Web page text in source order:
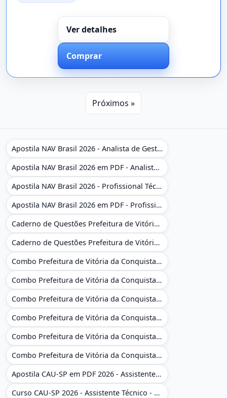
Ver detalhes
Comprar
Próximos »
Apostila NAV Brasil 2026 - Analista de Gestão
Apostila NAV Brasil 2026 em PDF - Analista de Gestão
Apostila NAV Brasil 2026 - Profissional Técnico de Navegação Aérea - Operador de Torre de Controle
Apostila NAV Brasil 2026 em PDF - Profissional Técnico de Navegação Aérea - Operador de Torre de Controle
Caderno de Questões Prefeitura de Vitória da Conquista - BA - Conhecimentos Gerais - 450 Questões Gabaritadas
Caderno de Questões Prefeitura de Vitória da Conquista em PDF - BA - Conhecimentos Gerais - 450 Questões Gabaritadas
Combo Prefeitura de Vitória da Conquista - BA 2026 - Monitor Escolar (Educação Infantil e Cobertura das AC'S)
Combo Prefeitura de Vitória da Conquista - BA 2026 - Monitor Escolar (Educação Infantil e Cobertura das AC'S)
Combo Prefeitura de Vitória da Conquista - BA 2026 - Monitor Escolar (Suporte às Crianças com Deficiência)
Combo Prefeitura de Vitória da Conquista - BA 2026 - Monitor Escolar (Suporte às Crianças com Deficiência)
Combo Prefeitura de Vitória da Conquista - BA 2026 - Pedagogo - Zona Urbana e/ou Rural
Combo Prefeitura de Vitória da Conquista - BA 2026 - Pedagogo - Zona Urbana e/ou Rural
Apostila CAU-SP em PDF 2026 - Assistente Técnico - Administrativo
Curso CAU-SP 2026 - Assistente Técnico - Administrativo e Administrativo Regional